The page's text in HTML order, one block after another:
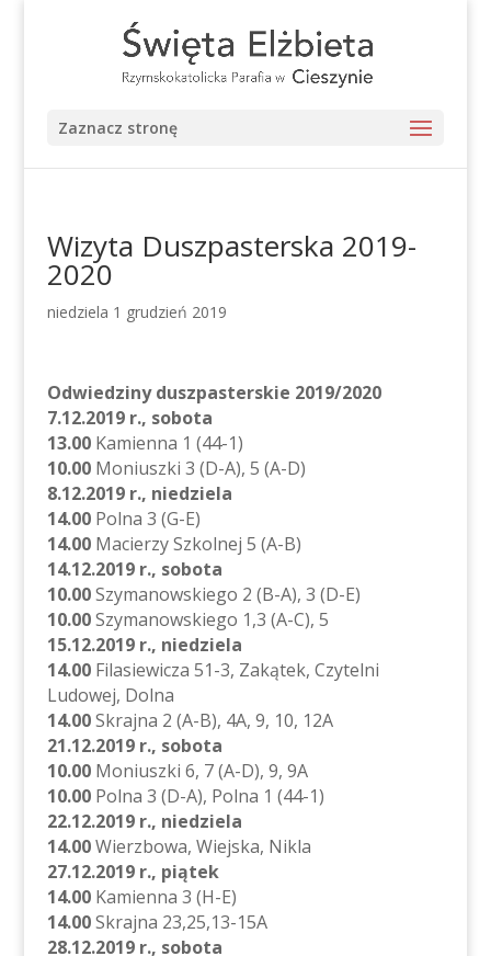
Zaznacz stronę
Wizyta Duszpasterska 2019-
2020
niedziela 1 grudzień 2019
Odwiedziny duszpasterskie 2019/2020
7.12.2019 r., sobota
13.00Kamienna 1 (44-1)
10.00Moniuszki 3 (D-A), 5 (A-D)
8.12.2019 r., niedziela
14.00Polna 3 (G-E)
14.00Macierzy Szkolnej 5 (A-B)
14.12.2019 r., sobota
10.00Szymanowskiego 2 (B-A), 3 (D-E)
10.00Szymanowskiego 1,3 (A-C), 5
15.12.2019 r., niedziela
14.00Filasiewicza 51-3, Zakątek, Czytelni
Ludowej, Dolna
14.00Skrajna 2 (A-B), 4A, 9, 10, 12A
21.12.2019 r., sobota
10.00Moniuszki 6, 7 (A-D), 9, 9A
10.00Polna 3 (D-A), Polna 1 (44-1)
22.12.2019 r., niedziela
14.00Wierzbowa, Wiejska, Nikla
27.12.2019 r., piątek
14.00Kamienna 3 (H-E)
14.00Skrajna 23,25,13-15A
28.12.2019 r., sobota